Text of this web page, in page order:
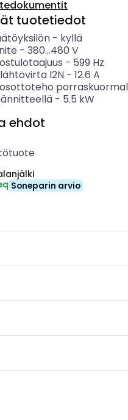
tuotetiedot
- kyllä
- 380...480 V
- 599 Hz
I2N- 12.6 A
- 5.5 kW
ehdot
Soneparin arvio